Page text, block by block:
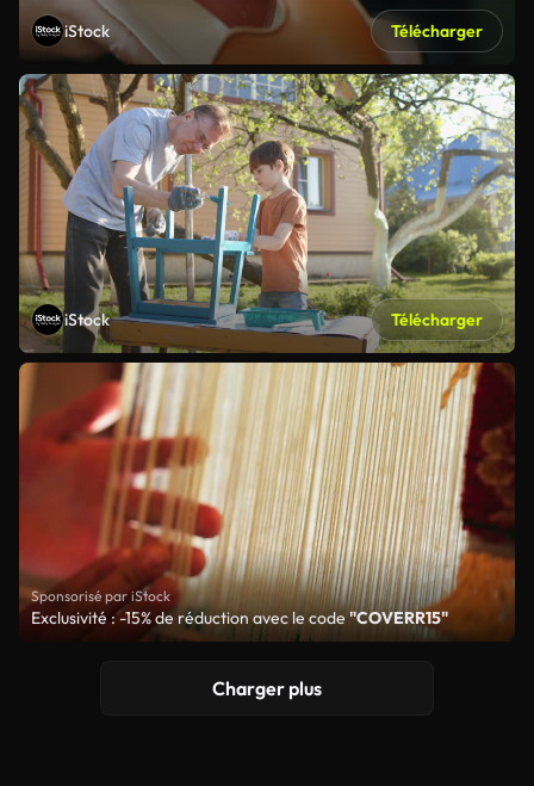
iStock Télécharger
iStock Télécharger
Sponsorisé par iStock
Exclusivité : -15% de réduction avec le code"COVERR15"
Charger plus